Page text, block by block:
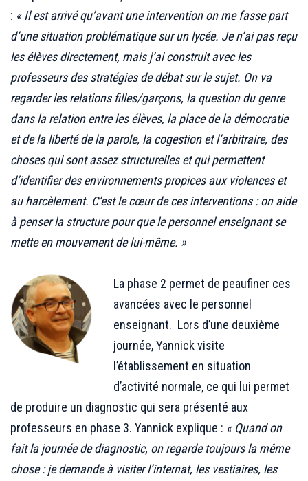
: « Il est arrivé qu’avant une intervention on me fasse part
d’une situation problématique sur un lycée. Je n’ai pas reçu
les élèves directement, mais j’ai construit avec les
professeurs des stratégies de débat sur le sujet. On va
regarder les relations filles/garçons, la question du genre
dans la relation entre les élèves, la place de la démocratie
et de la liberté de la parole, la cogestion et l’arbitraire, des
choses qui sont assez structurelles et qui permettent
d’identifier des environnements propices aux violences et
au harcèlement. C’est le cœur de ces interventions : on aide
à penser la structure pour que le personnel enseignant se
mette en mouvement de lui-même. »
La phase 2 permet de peaufiner ces
avancées avec le personnel
enseignant. Lors d’une deuxième
journée, Yannick visite
l’établissement en situation
d’activité normale, ce qui lui permet
de produire un diagnostic qui sera présenté aux
professeurs en phase 3. Yannick explique : « Quand on
fait la journée de diagnostic, on regarde toujours la même
chose : je demande à visiter l’internat, les vestiaires, les